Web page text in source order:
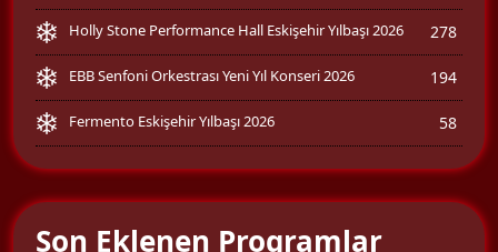
Holly Stone Performance Hall Eskişehir Yılbaşı 2026 278
EBB Senfoni Orkestrası Yeni Yıl Konseri 2026 194
Fermento Eskişehir Yılbaşı 2026 58
Son Eklenen Programlar